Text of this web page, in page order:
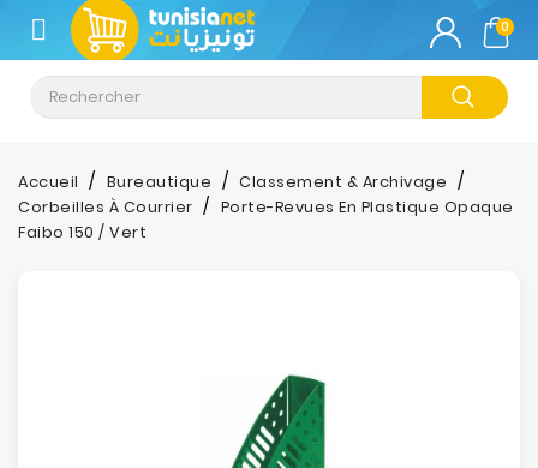
CATÉGORIE
Climatisation
Informatique
Téléphonie
0
Accueil Bureautique
Classement & Archivage
Corbeilles À Courrier
Porte-Revues En Plastique Opaque
Faibo 150 / Vert